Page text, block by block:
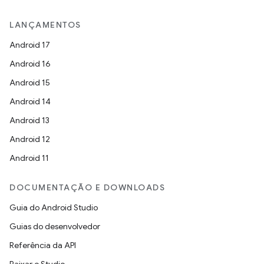
LANÇAMENTOS
Android 17
Android 16
Android 15
Android 14
Android 13
Android 12
Android 11
DOCUMENTAÇÃO E DOWNLOADS
Guia do Android Studio
Guias do desenvolvedor
Referência da API